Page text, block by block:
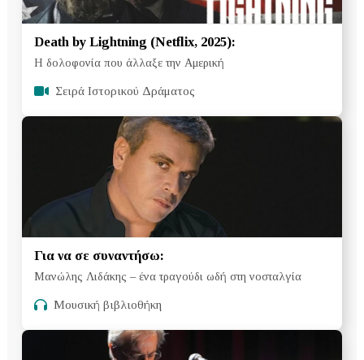
Death by Lightning (Netflix, 2025):
Η δολοφονία που άλλαξε την Αμερική
Σειρά Ιστορικού Δράματος
Για να σε συναντήσω:
Μανώλης Λιδάκης – ένα τραγούδι ωδή στη νοσταλγία
Μουσική βιβλιοθήκη